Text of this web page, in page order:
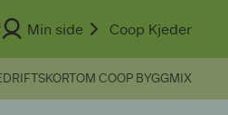
Min side Coop Kjeder
OM COOP BYGGMIX